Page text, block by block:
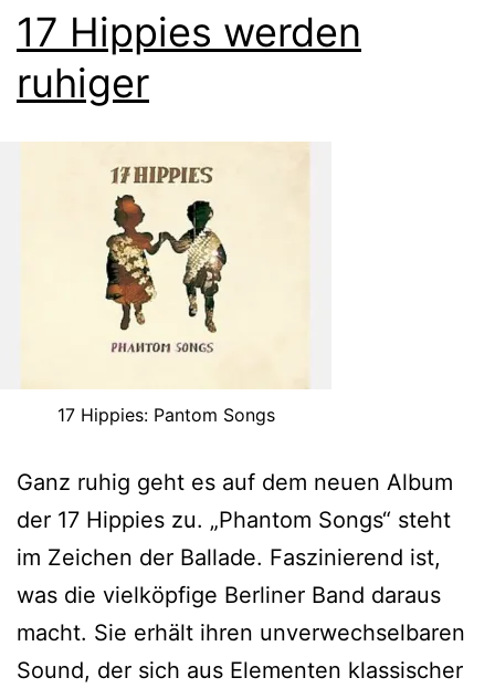
17 Hippies werden
ruhiger
17 Hippies: Pantom Songs
Ganz ruhig geht es auf dem neuen Album
der 17 Hippies zu. „Phantom Songs“ steht
im Zeichen der Ballade. Faszinierend ist,
was die vielköpfige Berliner Band daraus
macht. Sie erhält ihren unverwechselbaren
Sound, der sich aus Elementen klassischer